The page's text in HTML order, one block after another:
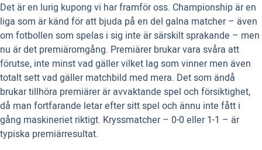
Det är en lurig kupong vi har framför oss. Championship är en
liga som är känd för att bjuda på en del galna matcher – även
om fotbollen som spelas i sig inte är särskilt sprakande – men
nu är det premiäromgång. Premiärer brukar vara svåra att
förutse, inte minst vad gäller vilket lag som vinner men även
totalt sett vad gäller matchbild med mera. Det som ändå
brukar tillhöra premiärer är avvaktande spel och försiktighet,
då man fortfarande letar efter sitt spel och ännu inte fått i
gång maskineriet riktigt. Kryssmatcher – 0-0 eller 1-1 – är
typiska premiärresultat.